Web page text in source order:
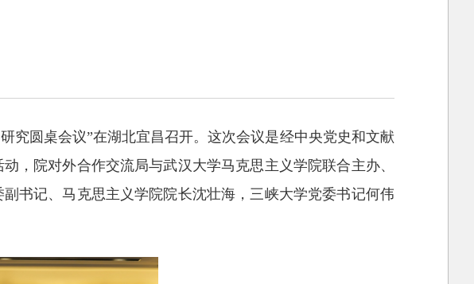
究圆桌会议”在湖北宜昌召开。这次会议是经中央党史和文献
，院对外合作交流局与武汉大学马克思主义学院联合主办、
书记、马克思主义学院院长沈壮海，三峡大学党委书记何伟